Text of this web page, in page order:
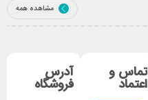
مشاهده همه
تماس و
اعتماد
آدرس
فروشگاه